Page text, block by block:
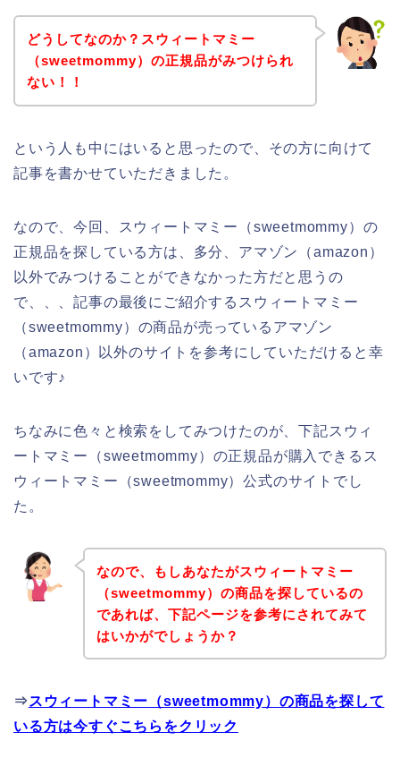
どうしてなのか？スウィートマミー
（sweetmommy）の正規品がみつけられ
ない！！
という人も中にはいると思ったので、その方に向けて
記事を書かせていただきました。
なので、今回、スウィートマミー（sweetmommy）の
正規品を探している方は、多分、アマゾン（amazon）
以外でみつけることができなかった方だと思うの
で、、、記事の最後にご紹介するスウィートマミー
（sweetmommy）の商品が売っているアマゾン
（amazon）以外のサイトを参考にしていただけると幸
いです♪
ちなみに色々と検索をしてみつけたのが、下記スウィ
ートマミー（sweetmommy）の正規品が購入できるス
ウィートマミー（sweetmommy）公式のサイトでし
た。
なので、もしあなたがスウィートマミー
（sweetmommy）の商品を探しているの
であれば、下記ページを参考にされてみて
はいかがでしょうか？
⇒ スウィートマミー（sweetmommy）の商品を探して
いる方は今すぐこちらをクリック